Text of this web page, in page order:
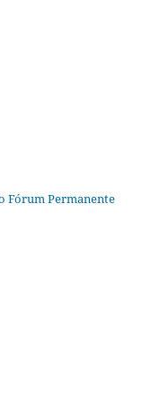
Fórum Permanente